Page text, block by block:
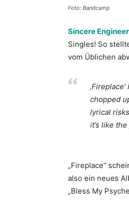
Foto: Bandcamp
Sincere Engineer
Singles! So
vom Üblichen
chopped
lyrical
it’s like
„Fireplace“
also ein neues
„Bless My